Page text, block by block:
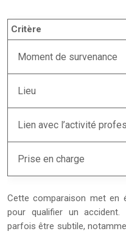
Critère
Moment de survenance
Lieu
Lien avec l’activité
Prise en charge
Cette comparaison met en
pour qualifier un
parfois être subtile,